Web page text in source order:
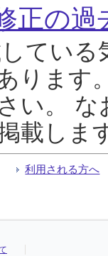
正の過
ている
ります
い。 な
載しま
利用される方へ